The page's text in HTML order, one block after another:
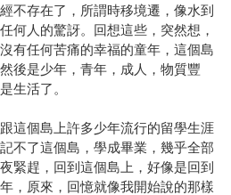
不存在了，所謂時移境遷，像水到
何人的驚訝。回想這些，突然想，
有任何苦痛的幸福的童年，這個島
後是少年，青年，成人，物質豐
生活了。
這個島上許多少年流行的留學生涯
不了這個島，學成畢業，幾乎全部
緊趕，回到這個島上，好像是回到
，原來，回憶就像我開始說的那樣